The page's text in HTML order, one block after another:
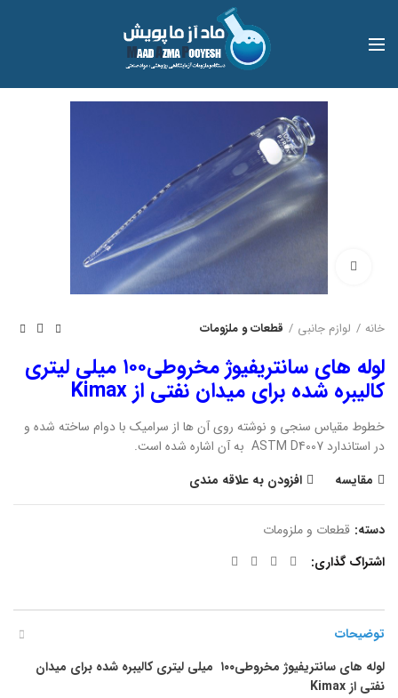
خانه لوازم جانبی قطعات و ملزومات
لوله های سانتریفیوژ مخروطی۱۰۰ میلی لیتری
کالیبره شده برای میدان نفتی از Kimax
خطوط مقیاس سنجی و نوشته روی آن ها از سرامیک با دوام ساخته شده و
در استاندارد ASTM D4007 به آن اشاره شده است.
مقایسه
افزودن به علاقه مندی
دسته: قطعات و ملزومات
اشتراک گذاری
توضیحات
لوله های سانتریفیوژ مخروطی۱۰۰ میلی لیتری کالیبره شده برای میدان
نفتی از